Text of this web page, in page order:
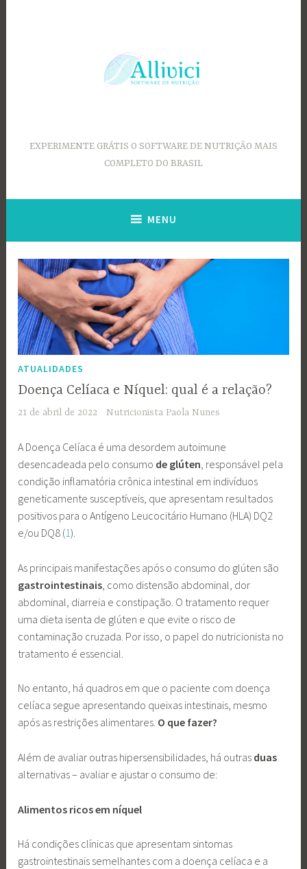
EXPERIMENTE GRÁTIS O SOFTWARE DE NUTRIÇÃO MAIS
COMPLETO DO BRASIL
MENU
ATUALIDADES
Doença Celíaca e Níquel: qual é a relação?
21 de abril de 2022 Nutricionista Paola Nunes
A Doença Celíaca é uma desordem autoimune
desencadeada pelo consumo de glúten, responsável pela
condição inflamatória crônica intestinal em indivíduos
geneticamente susceptíveis, que apresentam resultados
positivos para o Antígeno Leucocitário Humano (HLA) DQ2
e/ou DQ8 (1).
As principais manifestações após o consumo do glúten são
gastrointestinais , como distensão abdominal, dor
abdominal, diarreia e constipação. O tratamento requer
uma dieta isenta de glúten e que evite o risco de
contaminação cruzada. Por isso, o papel do nutricionista no
tratamento é essencial.
No entanto, há quadros em que o paciente com doença
celíaca segue apresentando queixas intestinais, mesmo
após as restrições alimentares. O que fazer?
Além de avaliar outras hipersensibilidades, há outras duas
alternativas – avaliar e ajustar o consumo de:
Alimentos ricos em níquel
Há condições clínicas que apresentam sintomas
gastrointestinais semelhantes com a doença celíaca e a